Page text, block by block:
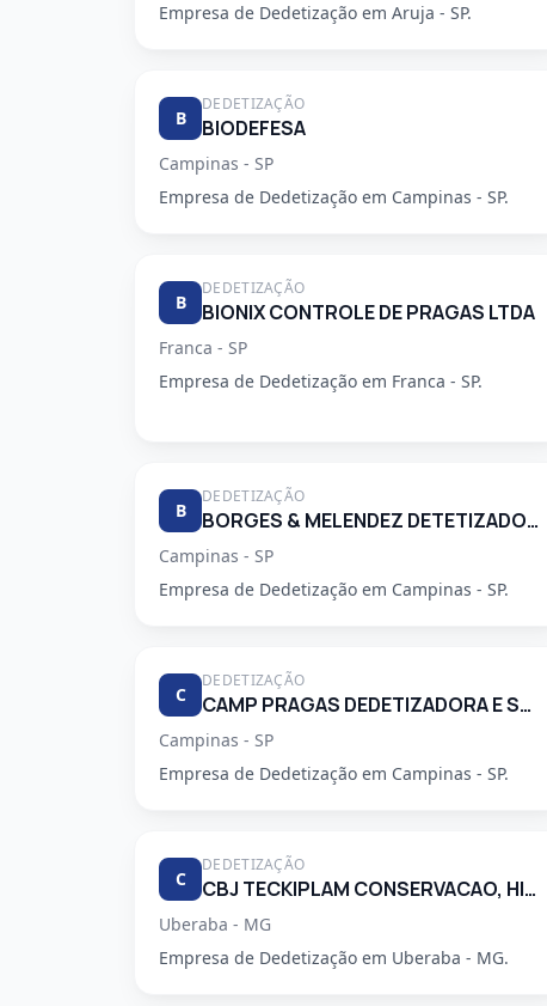
Empresa de Dedetização em Aruja - SP.
B
DEDETIZAÇÃO
BIODEFESA
Campinas - SP
Empresa de Dedetização em Campinas - SP.
B
DEDETIZAÇÃO
BIONIX CONTROLE DE PRAGAS LTDA
Franca - SP
Empresa de Dedetização em Franca - SP.
B
DEDETIZAÇÃO
BORGES & MELENDEZ DETETIZADORA LTDA
Campinas - SP
Empresa de Dedetização em Campinas - SP.
C
DEDETIZAÇÃO
CAMP PRAGAS DEDETIZADORA E SERVICOS DE LIMPEZA LTDA
Campinas - SP
Empresa de Dedetização em Campinas - SP.
C
DEDETIZAÇÃO
CBJ TECKIPLAM CONSERVACAO, HIGIENIZACAO E LIMPEZA.
Uberaba - MG
Empresa de Dedetização em Uberaba - MG.